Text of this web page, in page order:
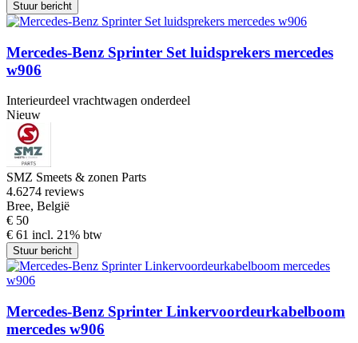
Stuur bericht
Mercedes-Benz Sprinter Set luidsprekers mercedes
w906
Interieurdeel vrachtwagen onderdeel
Nieuw
SMZ Smeets & zonen Parts
4.6274 reviews
Bree, België
€ 50
€ 61 incl. 21% btw
Stuur bericht
Mercedes-Benz Sprinter Linkervoordeurkabelboom
mercedes w906